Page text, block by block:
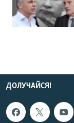
ДОЛУЧАЙСЯ!